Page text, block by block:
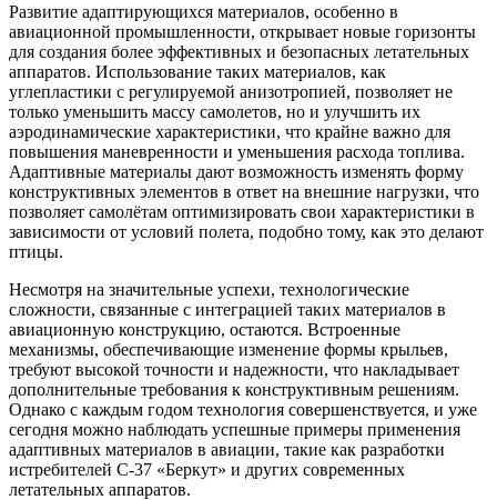
Развитие адаптирующихся материалов, особенно в
авиационной промышленности, открывает новые горизонты
для создания более эффективных и безопасных летательных
аппаратов. Использование таких материалов, как
углепластики с регулируемой анизотропией, позволяет не
только уменьшить массу самолетов, но и улучшить их
аэродинамические характеристики, что крайне важно для
повышения маневренности и уменьшения расхода топлива.
Адаптивные материалы дают возможность изменять форму
конструктивных элементов в ответ на внешние нагрузки, что
позволяет самолётам оптимизировать свои характеристики в
зависимости от условий полета, подобно тому, как это делают
птицы.
Несмотря на значительные успехи, технологические
сложности, связанные с интеграцией таких материалов в
авиационную конструкцию, остаются. Встроенные
механизмы, обеспечивающие изменение формы крыльев,
требуют высокой точности и надежности, что накладывает
дополнительные требования к конструктивным решениям.
Однако с каждым годом технология совершенствуется, и уже
сегодня можно наблюдать успешные примеры применения
адаптивных материалов в авиации, такие как разработки
истребителей С-37 «Беркут» и других современных
летательных аппаратов.